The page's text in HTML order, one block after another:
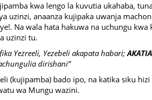
kwa lengo la kuvutia ukahaba,
uzinzi, anaanza kujipaka uwanja
Na wala hata hakuwa na uchungu
uzinzi tu.
Yezreeli, Yezebeli akapata habari;
dirishani”
(kujipamba) bado ipo, na katika siku
wa Mungu wazini.